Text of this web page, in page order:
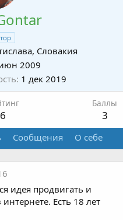
Словакия
2009
1 дек 2019
6
Баллы
3
Сообщения О себе
идея продвигать и
Есть 18 лет